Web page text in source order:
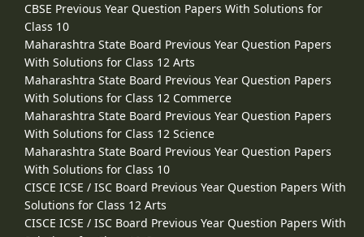
CBSE Previous Year Question Papers With Solutions for
Class 10
Maharashtra State Board Previous Year Question Papers
With Solutions for Class 12 Arts
Maharashtra State Board Previous Year Question Papers
With Solutions for Class 12 Commerce
Maharashtra State Board Previous Year Question Papers
With Solutions for Class 12 Science
Maharashtra State Board Previous Year Question Papers
With Solutions for Class 10
CISCE ICSE / ISC Board Previous Year Question Papers With
Solutions for Class 12 Arts
CISCE ICSE / ISC Board Previous Year Question Papers With